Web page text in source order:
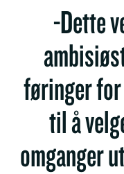
-Dette
føringer
til å
omganger